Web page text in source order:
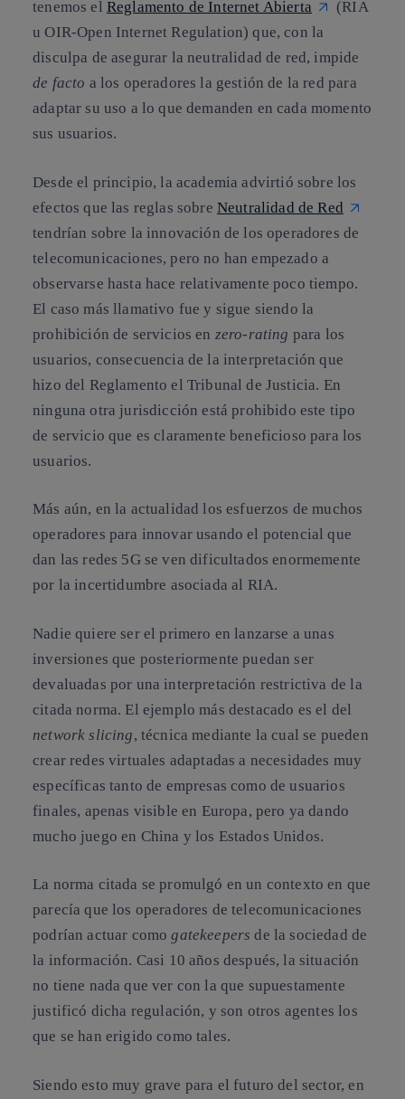
tenemos el Reglamento de Internet Abierta
(RIA
u OIR-Open Internet Regulation) que, con la
disculpa de asegurar la neutralidad de red, impide
de facto a los operadores la gestión de la red para
adaptar su uso a lo que demanden en cada momento
sus usuarios.
Desde el principio, la academia advirtió sobre los
efectos que las reglas sobre Neutralidad de Red
tendrían sobre la innovación de los operadores de
telecomunicaciones, pero no han empezado a
observarse hasta hace relativamente poco tiempo.
El caso más llamativo fue y sigue siendo la
prohibición de servicios en zero-rating para los
usuarios, consecuencia de la interpretación que
hizo del Reglamento el Tribunal de Justicia. En
ninguna otra jurisdicción está prohibido este tipo
de servicio que es claramente beneficioso para los
usuarios.
Más aún, en la actualidad los esfuerzos de muchos
operadores para innovar usando el potencial que
dan las redes 5G se ven dificultados enormemente
por la incertidumbre asociada al RIA.
Nadie quiere ser el primero en lanzarse a unas
inversiones que posteriormente puedan ser
devaluadas por una interpretación restrictiva de la
citada norma. El ejemplo más destacado es el del
network slicing, técnica mediante la cual se pueden
crear redes virtuales adaptadas a necesidades muy
específicas tanto de empresas como de usuarios
finales, apenas visible en Europa, pero ya dando
mucho juego en China y los Estados Unidos.
La norma citada se promulgó en un contexto en que
parecía que los operadores de telecomunicaciones
podrían actuar comogatekeepers de la sociedad de
la información. Casi 10 años después, la situación
no tiene nada que ver con la que supuestamente
justificó dicha regulación, y son otros agentes los
que se han erigido como tales.
Siendo esto muy grave para el futuro del sector, en